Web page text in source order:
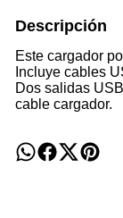
Descripción
Este cargador
Incluye cables
Dos salidas
cable cargador.